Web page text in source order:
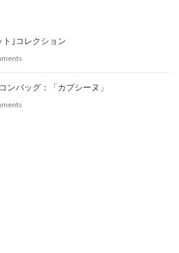
｣コレクション
ンバッグ：「カプシーヌ」